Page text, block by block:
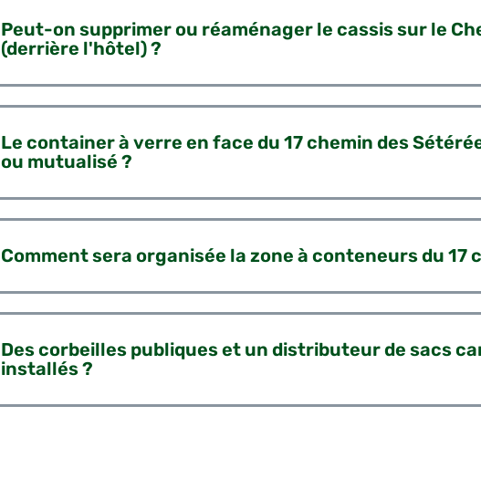
Peut-on supprimer ou réaménager le cassis sur le
(derrière l'hôtel) ?
Le container à verre en face du 17 chemin des
ou mutualisé ?
Comment sera organisée la zone à conteneurs du 17
Des corbeilles publiques et un distributeur de sacs
installés ?